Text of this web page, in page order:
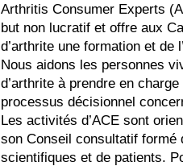
Arthritis Consumer Experts
but non lucratif et offre aux
d’arthrite une formation et de
Nous aidons les personnes
d’arthrite à prendre en
processus décisionnel
Les activités d’ACE sont
son Conseil consultatif formé
scientifiques et de patients.